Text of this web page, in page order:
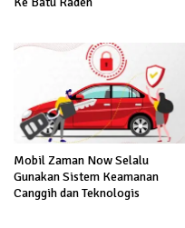
Mobil Zaman Now Selalu
Gunakan Sistem Keamanan
Canggih dan Teknologis